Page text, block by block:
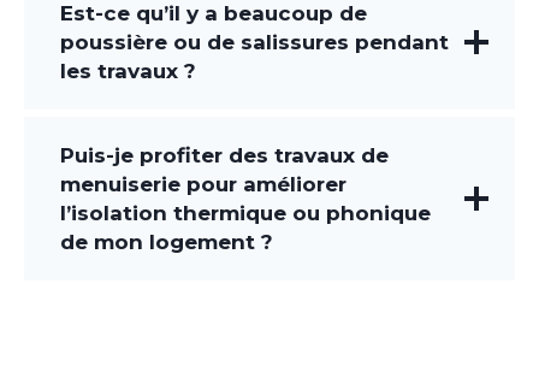
Est-ce qu’il y a beaucoup de
poussière ou de salissures pendant
les travaux ?
Puis-je profiter des travaux de
menuiserie pour améliorer
l’isolation thermique ou phonique
de mon logement ?